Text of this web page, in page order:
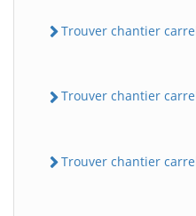
Trouver chantier
Trouver chantier
Trouver chantier